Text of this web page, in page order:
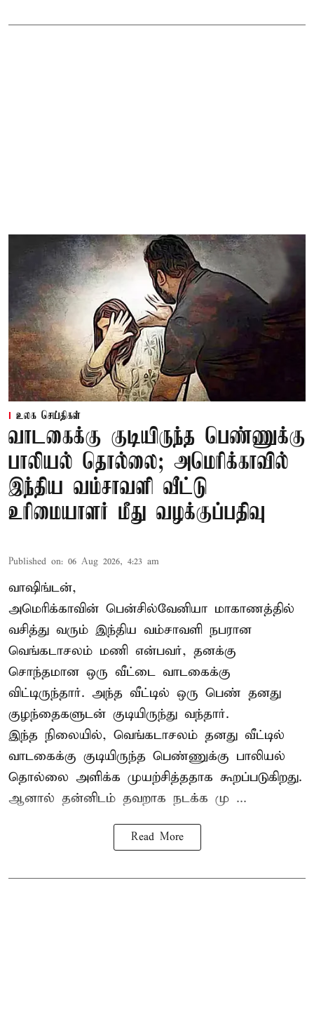
உலக செய்திகள்
வாடகைக்கு குடியிருந்த பெண்ணுக்கு
பாலியல் தொல்லை; அமெரிக்காவில்
இந்திய வம்சாவளி வீட்டு
உரிமையாளர் மீது வழக்குப்பதிவு
Published on: 06 Aug 2026, 4:23 am
வாஷிங்டன்,
அமெரிக்காவின் பென்சில்வேனியா மாகாணத்தில்
வசித்து வரும் இந்திய வம்சாவளி நபரான
வெங்கடாசலம் மணி என்பவர், தனக்கு
சொந்தமான ஒரு வீட்டை வாடகைக்கு
விட்டிருந்தார். அந்த வீட்டில் ஒரு பெண் தனது
குழந்தைகளுடன் குடியிருந்து வந்தார்.
இந்த நிலையில், வெங்கடாசலம் தனது வீட்டில்
வாடகைக்கு குடியிருந்த பெண்ணுக்கு பாலியல்
தொல்லை அளிக்க முயற்சித்ததாக கூறப்படுகிறது.
ஆனால் தன்னிடம் தவறாக நடக்க மு ...
Read More